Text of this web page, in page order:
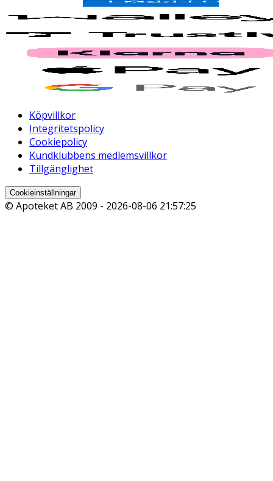
Köpvillkor
Integritetspolicy
Cookiepolicy
Kundklubbens medlemsvillkor
Tillgänglighet
Cookieinställningar
© Apoteket AB 2009 - 2026-08-06 21:57:25